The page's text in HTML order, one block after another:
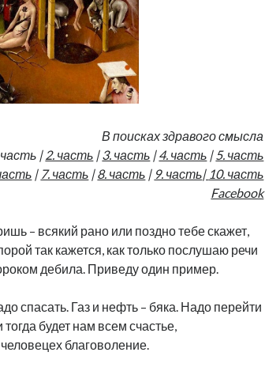
В поисках здравого смысла
часть |2. часть |3. часть |4. часть |5. часть
| 7. часть |8. часть | 9. часть| 10. часть
Facebook
– всякий рано или поздно тебе скажет,
так кажется, как только послушаю речи
дебила. Приведу один пример.
спасать. Газ и нефть – бяка. Надо перейти
будет нам всем счастье,
благоволение.